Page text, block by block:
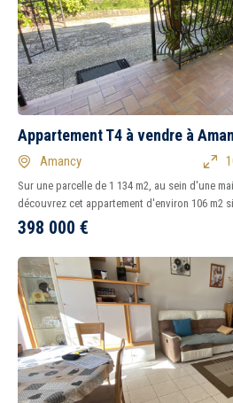
Appartement T4 à vendre à
Amancy
Sur une parcelle de 1 134 m2, au sein d'une
découvrez cet appartement d'environ 106 m2
398 000 €